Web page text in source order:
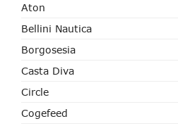
Aton
Bellini Nautica
Borgosesia
Casta Diva
Circle
Cogefeed